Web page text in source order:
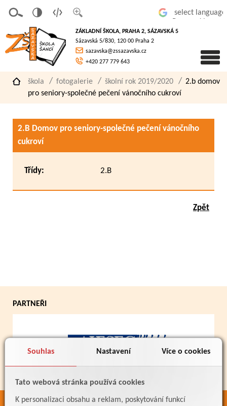
Souhlas Nastavení Více o cookies
Tato webová stránka používá cookies
K personalizaci obsahu a reklam, poskytování funkcí
písmo
á
verze
pro
slaboz
raké
ZÁKLADNÍ ŠKOLA, PRAHA 2, SÁZAVSKÁ 5
Sázavská 5/830, 120 00 Praha 2
sazavska@zssazavska.cz
+420 277 779 643
škola fotogalerie školní rok 2019/2020
2.b domov
pro seniory-společné pečení vánočního cukroví
2.B Domov pro seniory-společné pečení vánočního
cukroví
Třídy: 2.B
Zpět
PARTNEŘI